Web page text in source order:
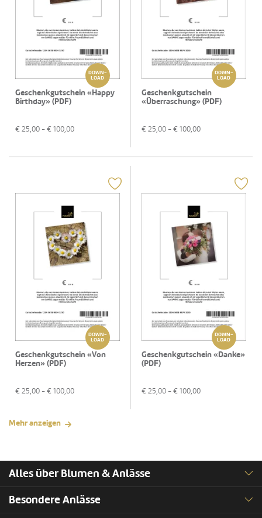
DOWN-
LOAD
Geschenkgutschein «Happy
Birthday» (PDF)
€ 25,00 - € 100,00
DOWN-
LOAD
Geschenkgutschein
«Überraschung» (PDF)
€ 25,00 - € 100,00
DOWN-
LOAD
Geschenkgutschein «Von
Herzen» (PDF)
€ 25,00 - € 100,00
DOWN-
LOAD
Geschenkgutschein «Danke»
(PDF)
€ 25,00 - € 100,00
Mehr anzeigen
Alles über Blumen & Anlässe
Besondere Anlässe